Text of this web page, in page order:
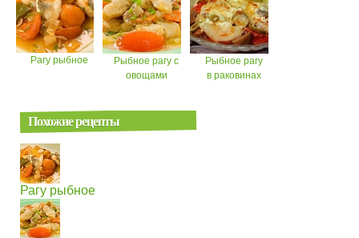
Рагу рыбное
Рыбное рагу с
овощами
Рыбное рагу
в раковинах
Похожие рецепты
Рагу рыбное